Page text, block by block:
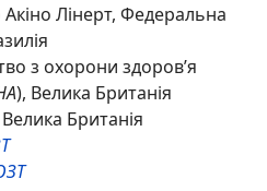
Лінерт, Федеральна
з охорони здоров’я
), Велика Британія
Британія